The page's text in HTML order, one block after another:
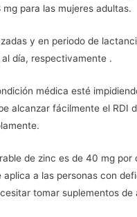
para las mujeres adultas.
y en periodo de
al día, respectivamente .
médica esté
alcanzar fácilmente el RDI
de zinc es de 40 mg por
aplica a las personas con
tomar suplementos de